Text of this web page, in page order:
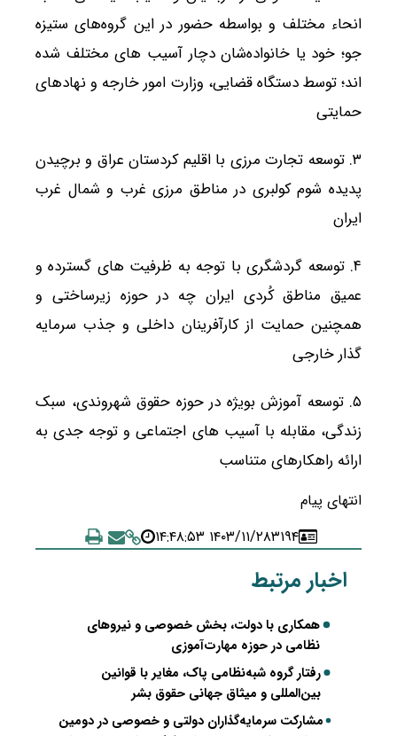
انحاء مختلف و بواسطه حضور در این گروه‌های ستیزه
جو؛ خود یا خانواده‌شان دچار آسیب های مختلف شده
اند؛ توسط دستگاه قضایی، وزارت امور خارجه و نهادهای
حمایتی
۳. توسعه تجارت مرزی با اقلیم کردستان عراق و برچیدن
پدیده شوم کولبری در مناطق مرزی غرب و شمال غرب
ایران
۴. توسعه گردشگری با توجه به ظرفیت های گسترده و
عمیق مناطق کُردی ایران چه در حوزه زیرساختی و
همچنین حمایت از کارآفرینان داخلی و جذب سرمایه
گذار خارجی
۵. توسعه آموزش بویژه در حوزه حقوق شهروندی، سبک
زندگی، مقابله با آسیب های اجتماعی و توجه جدی به
ارائه راهکارهای متناسب
انتهای پیام
۳۱۹۴۱۴۰۳/۱۱/۲۸ ۱۴:۴۸:۵۳
اخبار مرتبط
همکاری با دولت، بخش خصوصی و نیروهای
نظامی در حوزه مهارت‌آموزی
رفتار گروه شبه‌نظامی پاک، مغایر با قوانین
بین‌المللی و میثاق جهانی حقوق بشر
مشارکت سرمایه‌گذاران دولتی و خصوصی در دومین